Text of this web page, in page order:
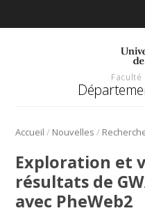
Faculté
Accueil / Nouvelles /
Exploration et
résultats de
avec PheWeb2